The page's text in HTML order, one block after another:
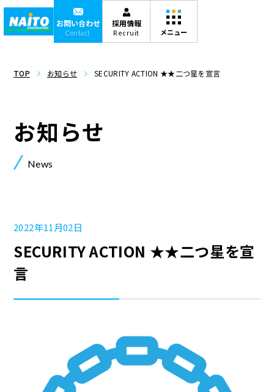
お問い合わせ
Contact
採用情報
Recruit
TOP お知らせ SECURITY ACTION ★★二つ星を宣言
News
お知らせ
2022年11月02日
SECURITY ACTION ★★二つ星を宣
言